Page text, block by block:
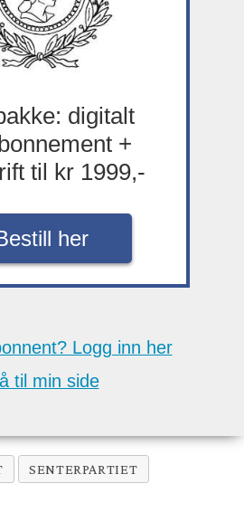
digitalt
+
til kr 1999,-
her
Logg inn her
til min side
SENTERPARTIET